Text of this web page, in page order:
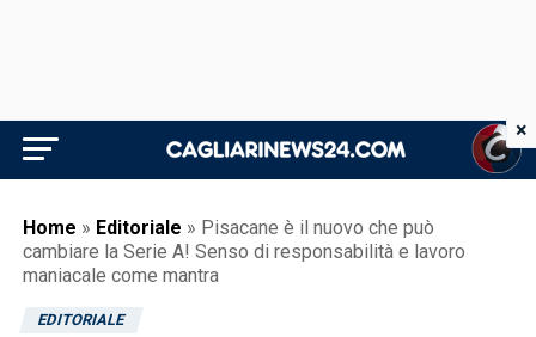
Home » Editoriale » Pisacane è il nuovo che può
cambiare la Serie A! Senso di responsabilità e lavoro
maniacale come mantra
EDITORIALE
×